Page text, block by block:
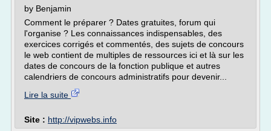
by Benjamin
Comment le préparer ? Dates gratuites, forum qui
l'organise ? Les connaissances indispensables, des
exercices corrigés et commentés, des sujets de concours
le web contient de multiples de ressources ici et là sur les
dates de concours de la fonction publique et autres
calendriers de concours administratifs pour devenir...
Lire la suite
Site : http://vipwebs.info